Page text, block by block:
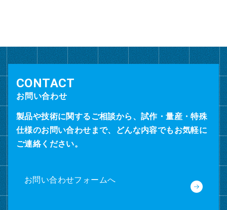
お問い合わせ
製品や技術に関するご相談から、試作・量産・特殊
仕様のお問い合わせまで、どんな内容でもお気軽に
ご連絡ください。
お問い合わせフォームへ